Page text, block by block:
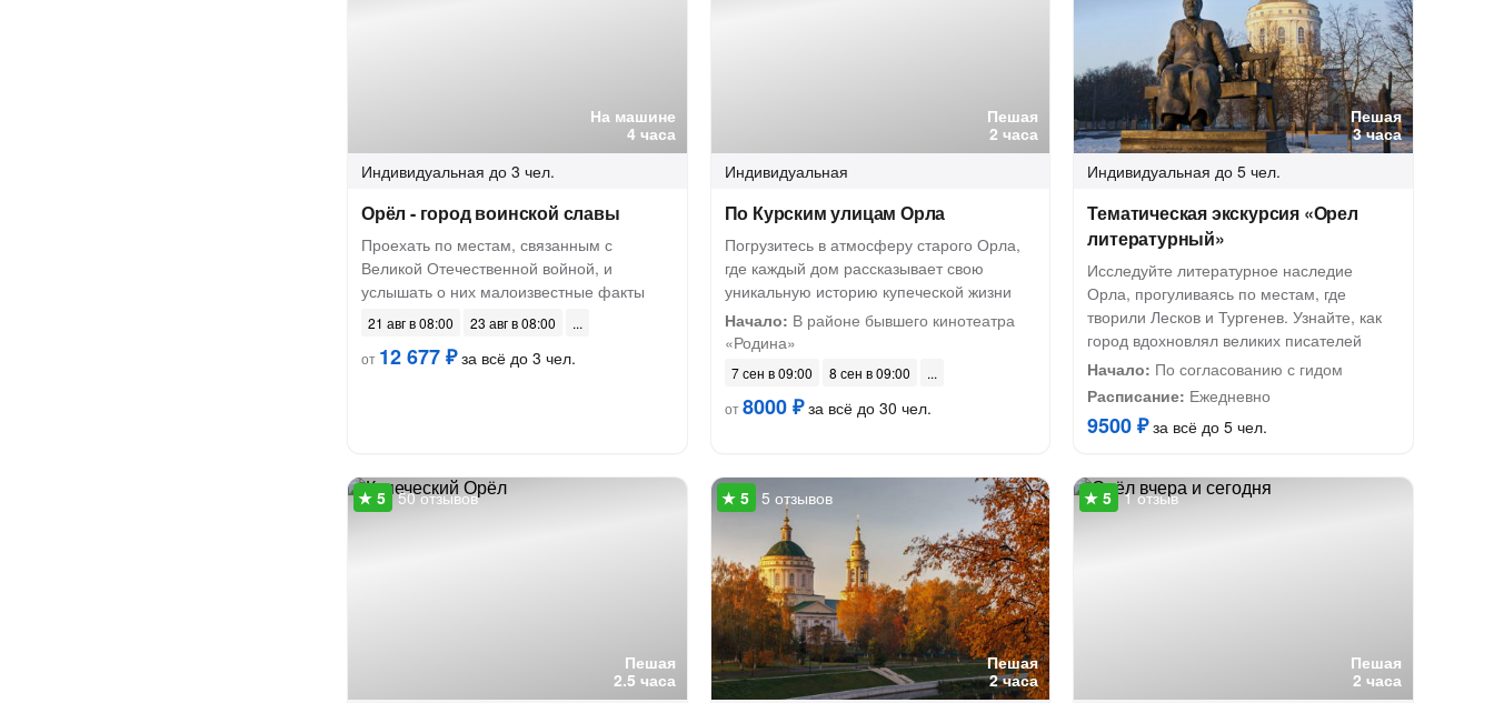
На машине
4 часа
Индивидуальная до 3 чел.
Орёл - город воинской славы
Проехать по местам, связанным с
Великой Отечественной войной, и
услышать о них малоизвестные факты
21 авг в 08:00
23 авг в 08:00
от 12 677 ₽за всё до 3 чел.
Пешая
2 часа
Индивидуальная
По Курским улицам Орла
Погрузитесь в атмосферу старого Орла,
где каждый дом рассказывает свою
уникальную историю купеческой жизни
Начало: В районе бывшего кинотеатра
«Родина»
7 сен в 09:00
8 сен в 09:00
от8000 ₽за всё до 30 чел.
Пешая
3 часа
Индивидуальная до 5 чел.
Тематическая экскурсия «Орел
литературный»
Исследуйте литературное наследие
Орла, прогуливаясь по местам, где
творили Лесков и Тургенев. Узнайте, как
город вдохновлял великих писателей
Начало: По согласованию с гидом
Расписание: Ежедневно
9500 ₽за всё до 5 чел.
Пешая
2.5 часа
50 отзывов
Пешая
2 часа
5 отзывов
Пешая
2 часа
1 отзыв